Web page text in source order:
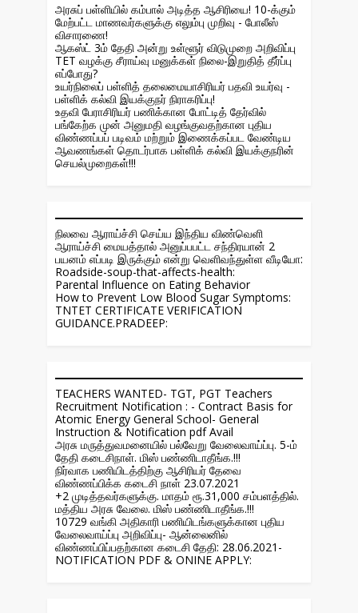
அரசுப் பள்ளியில் கம்பால் அடித்த ஆசிரியை! 10-க்கும்
மேற்பட்ட மாணவர்களுக்கு எலும்பு முறிவு - போலீஸ்
விசாரணை!
ஆகஸ்ட் 3ம் தேதி அன்று உள்ளூர் விடுமுறை அறிவிப்பு
TET வழக்கு சீராய்வு மனுக்கள் நிலை-இறுதித் தீர்ப்பு
எப்போது?
உயர்நிலைப் பள்ளித் தலைமையாசிரியர் பதவி உயர்வு -
பள்ளிக் கல்வி இயக்குநர் நிராகரிப்பு!
உதவி பேராசிரியர் பணிக்கான போட்டித் தேர்வில்
பங்கேற்க முன் அனுமதி வழங்குவதற்கான புதிய
விண்ணப்பப் படிவம் மற்றும் இணைக்கப்பட வேண்டிய
ஆவணங்கள் தொடர்பாக பள்ளிக் கல்வி இயக்குநரின்
செயல்முறைகள்!!!
நிலவை ஆராய்ச்சி செய்ய இந்திய விண்வெளி
ஆராய்ச்சி மையத்தால் அனுப்பபட்ட சந்திரயான் 2
பயனம் எப்படி இருக்கும் என்று வெளிவந்துள்ள வீடியோ:
Roadside-soup-that-affects-health:
Parental Influence on Eating Behavior
How to Prevent Low Blood Sugar Symptoms:
TNTET CERTIFICATE VERIFICATION
GUIDANCE.PRADEEP:
TEACHERS WANTED- TGT, PGT Teachers
Recruitment Notification : - Contract Basis for
Atomic Energy General School- General
Instruction & Notification pdf Avail
அரசு மருத்துவமனையில் பல்வேறு வேலைவாய்ப்பு. 5-ம்
தேதி கடைசிநாள். மிஸ் பண்ணிடாதீங்க.!!!
நிர்வாக பணியிடத்திற்கு ஆசிரியர் தேவை
விண்ணப்பிக்க கடைசி நாள் 23.07.2021
+2 முடித்தவர்களுக்கு. மாதம் ரூ.31,000 சம்பளத்தில்.
மத்திய அரசு வேலை. மிஸ் பண்ணிடாதீங்க.!!!
10729 வங்கி அதிகாரி பணியிடங்களுக்கான புதிய
வேலைவாய்ப்பு அறிவிப்பு- ஆன்லைனில்
விண்ணப்பிப்பதற்கான கடைசி தேதி: 28.06.2021-
NOTIFICATION PDF & ONINE APPLY: